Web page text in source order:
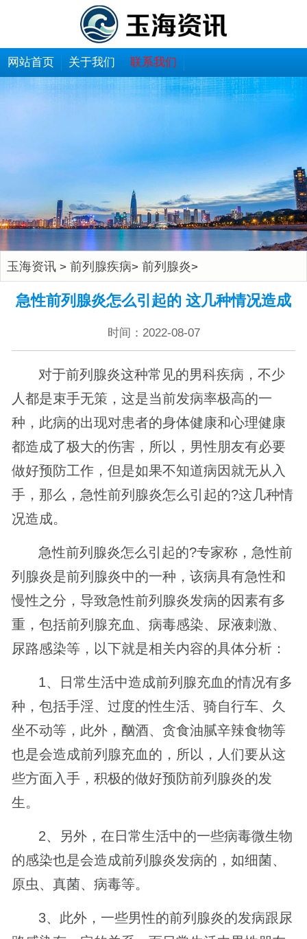
网站首页 关于我们 联系我们
玉海资讯> 前列腺疾病> 前列腺炎>
急性前列腺炎怎么引起的 这几种情况造成
时间：2022-08-07
对于前列腺炎这种常见的男科疾病，不少
人都是束手无策，这是当前发病率极高的一
种，此病的出现对患者的身体健康和心理健康
都造成了极大的伤害，所以，男性朋友有必要
做好预防工作，但是如果不知道病因就无从入
手，那么，急性前列腺炎怎么引起的?这几种情
况造成。
急性前列腺炎怎么引起的?专家称，急性前
列腺炎是前列腺炎中的一种，该病具有急性和
慢性之分，导致急性前列腺炎发病的因素有多
重，包括前列腺充血、病毒感染、尿液刺激、
尿路感染等，以下就是相关内容的具体分析：
1、日常生活中造成前列腺充血的情况有多
种，包括手淫、过度的性生活、骑自行车、久
坐不动等，此外，酗酒、贪食油腻辛辣食物等
也是会造成前列腺充血的，所以，人们要从这
些方面入手，积极的做好预防前列腺炎的发
生。
2、另外，在日常生活中的一些病毒微生物
的感染也是会造成前列腺炎发病的，如细菌、
原虫、真菌、病毒等。
3、此外，一些男性的前列腺炎的发病跟尿